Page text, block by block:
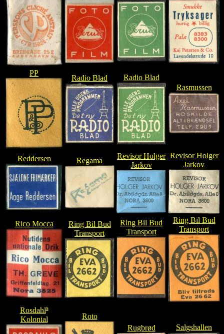
PP
Radio Blad
Radio Blad
Rasmussen
Reddersen Regama
Revisor Holger
Jarkov
Revisor Holger
Jarkov
Rico Mocca
Ring Bil Bud
Transport
Ring Bil Bud
Transport
Ring Bil Bud
Transport
Rosdahls
Kolonial
Roto
Rugbrød
Salgshallen